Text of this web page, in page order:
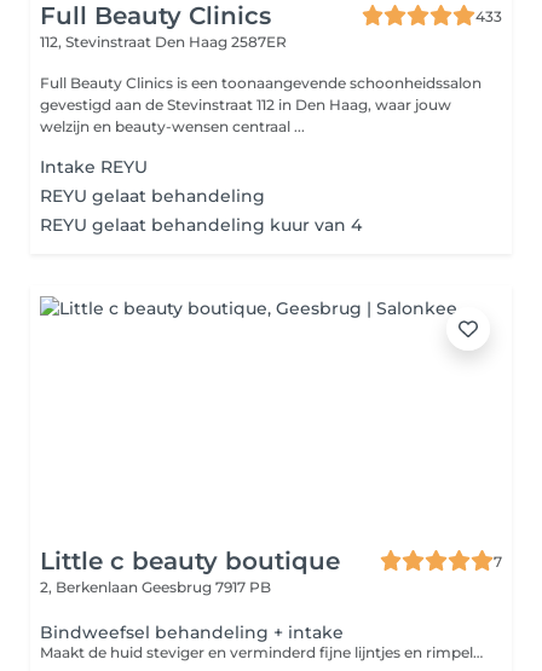
Full Beauty Clinics
433
112, Stevinstraat Den Haag 2587ER
Full Beauty Clinics is een toonaangevende schoonheidssalon
gevestigd aan de Stevinstraat 112 in Den Haag, waar jouw
welzijn en beauty-wensen centraal ...
Intake REYU
REYU gelaat behandeling
REYU gelaat behandeling kuur van 4
Little c beauty boutique
7
2, Berkenlaan Geesbrug 7917 PB
Bindweefsel behandeling + intake
Maakt de huid steviger en verminderd fijne lijntjes en rimpels. Vermindert verklevingen, vochtophopingen en afvalstoffen. Verbeterd de huidstructuur waardoor je een mooie glow krijgt.